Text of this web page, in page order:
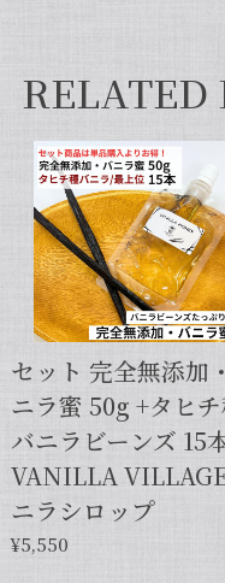
2025/
2025/
発送が早くて助かり
たので、次回の発注
RELATED
セット 完全無添加
ニラ蜜 50g +タヒ
バニラビーンズ 15
VANILLA
ニラシロップ
¥5,550